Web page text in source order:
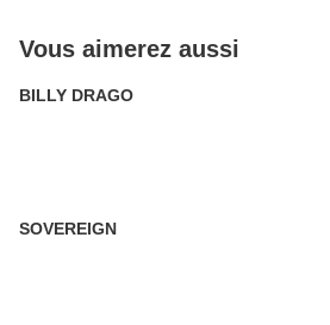
Vous aimerez aussi
BILLY DRAGO
SOVEREIGN